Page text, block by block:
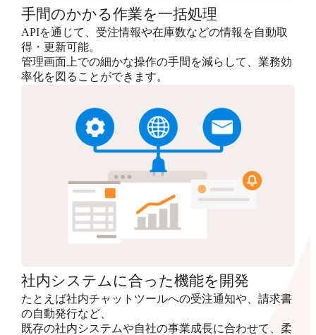
手間のかかる作業を一括処理
APIを通じて、受注情報や在庫数などの情報を自動取
得・更新可能。
管理画面上での細かな操作の手間を減らして、業務効
率化を図ることができます。
社内システムに合った機能を開発
たとえば社内チャットツールへの受注通知や、請求書
の自動発行など、
既存の社内システムや自社の事業成長に合わせて、柔